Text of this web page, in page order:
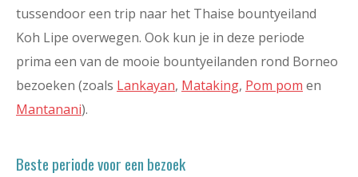
tussendoor een trip naar het Thaise bountyeiland
Koh Lipe overwegen. Ook kun je in deze periode
prima een van de mooie bountyeilanden rond Borneo
bezoeken (zoals Lankayan, Mataking, Pom pom en
Mantanani).
Beste periode voor een bezoek